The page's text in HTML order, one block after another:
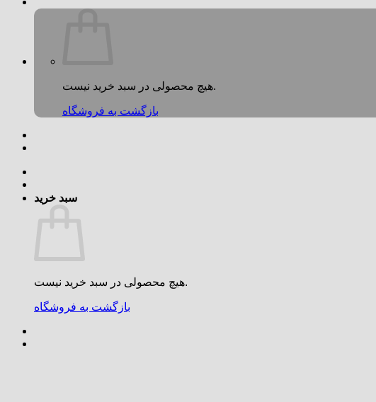
هیچ محصولی در سبد خرید نیست.
بازگشت به فروشگاه
سبد خرید
هیچ محصولی در سبد خرید نیست.
بازگشت به فروشگاه